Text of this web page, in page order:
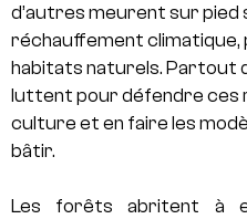
d’autres meurent sur pied
réchauffement climatique,
habitats naturels. Partout
luttent pour défendre ces
culture et en faire les
bâtir.
Les forêts abritent à